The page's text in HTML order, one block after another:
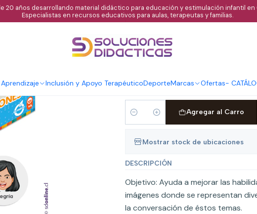
Aprendizaje Inclusión y Apoyo TerapéuticoDeporteMarcas Ofertas-
20 años desarrollando material didáctico para educación y estimulación infantil en
Especialistas en recursos educativos para aulas, terapeutas y familias.
|
Memorice de
Cantidad
Agregar al Carro
Mostrar stock de ubicaciones
DESCRIPCIÓN
Objetivo: Ayuda a mejorar las
imágenes donde se representan
la conversación de éstos temas.